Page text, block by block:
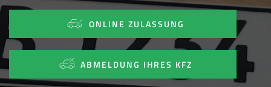
ONLINE ZULASSUNG
ABMELDUNG IHRES KFZ